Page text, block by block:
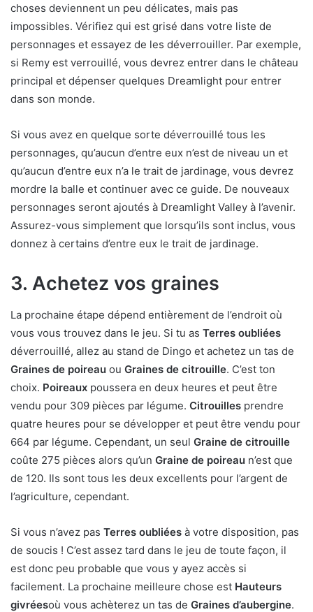
choses deviennent un peu délicates, mais pas
impossibles. Vérifiez qui est grisé dans votre liste de
personnages et essayez de les déverrouiller. Par exemple,
si Remy est verrouillé, vous devrez entrer dans le château
principal et dépenser quelques Dreamlight pour entrer
dans son monde.
Si vous avez en quelque sorte déverrouillé tous les
personnages, qu’aucun d’entre eux n’est de niveau un et
qu’aucun d’entre eux n’a le trait de jardinage, vous devrez
mordre la balle et continuer avec ce guide. De nouveaux
personnages seront ajoutés à Dreamlight Valley à l’avenir.
Assurez-vous simplement que lorsqu’ils sont inclus, vous
donnez à certains d’entre eux le trait de jardinage.
3. Achetez vos graines
La prochaine étape dépend entièrement de l’endroit où
vous vous trouvez dans le jeu. Si tu as Terres oubliées
déverrouillé, allez au stand de Dingo et achetez un tas de
Graines de poireau ou Graines de citrouille. C’est ton
choix. Poireaux poussera en deux heures et peut être
vendu pour 309 pièces par légume. Citrouilles prendre
quatre heures pour se développer et peut être vendu pour
664 par légume. Cependant, un seul Graine de citrouille
coûte 275 pièces alors qu’un Graine de poireau n’est que
de 120. Ils sont tous les deux excellents pour l’argent de
l’agriculture, cependant.
Si vous n’avez pas Terres oubliées à votre disposition, pas
de soucis ! C’est assez tard dans le jeu de toute façon, il
est donc peu probable que vous y ayez accès si
facilement. La prochaine meilleure chose est Hauteurs
givréesoù vous achèterez un tas de Graines d’aubergine.